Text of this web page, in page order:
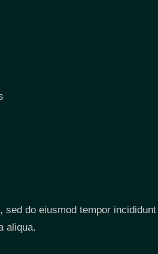
sed do eiusmod tempor incididunt
aliqua.